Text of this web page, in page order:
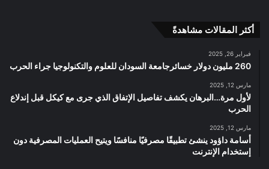
أكثر المقالات مشاهدةً
فبراير 26, 2025
260 مليون دولار خسائرجامعة السودان للعلوم والتكنولوجيا جراء الحرب
مارس 12, 2025
لأول مرة…البرهان يكشف تفاصيل الإتفاق الذي جرى مع كيكل قبل إندلاع
الحرب
مارس 12, 2025
أسامة داؤود ينشئ تطبيقًا مصرفيًا منافسًا ويتيح العمليات المصرفية دون
إستخدام الإنترنت